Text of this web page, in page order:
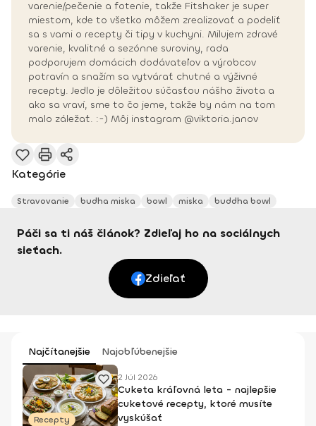
varenie/pečenie a fotenie, takže Fitshaker je super
miestom, kde to všetko môžem zrealizovať a podeliť
sa s vami o recepty či tipy v kuchyni. Milujem zdravé
varenie, kvalitné a sezónne suroviny, rada
podporujem domácich dodávateľov a výrobcov
potravín a snažím sa vytvárať chutné a výživné
recepty. Jedlo je dôležitou súčasťou nášho života a
ako sa vraví, sme to čo jeme, takže by nám na tom
malo záležať. :-) Môj instagram @viktoria.janov
Kategórie
Stravovanie budha miska bowl miska buddha bowl
Páči sa ti náš článok? Zdieľaj ho na sociálnych
sieťach.
Zdieľať
Najčítanejšie Najobľúbenejšie
Recepty
2 Júl 2026
Cuketa kráľovná leta - najlepšie
cuketové recepty, ktoré musíte
vyskúšať